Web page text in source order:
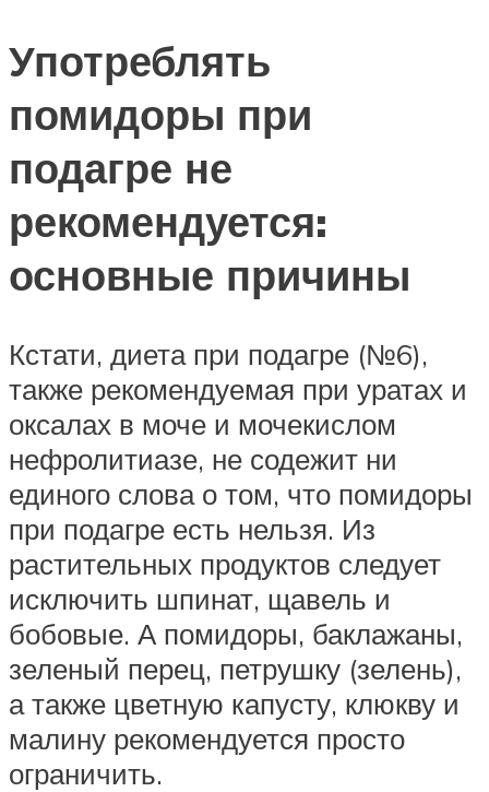
Употреблять
помидоры при
подагре не
рекомендуется:
основные причины
Кстати, диета при подагре (№6),
также рекомендуемая при уратах и
оксалах в моче и мочекислом
нефролитиазе, не содежит ни
единого слова о том, что помидоры
при подагре есть нельзя. Из
растительных продуктов следует
исключить шпинат, щавель и
бобовые. А помидоры, баклажаны,
зеленый перец, петрушку (зелень),
а также цветную капусту, клюкву и
малину рекомендуется просто
ограничить.